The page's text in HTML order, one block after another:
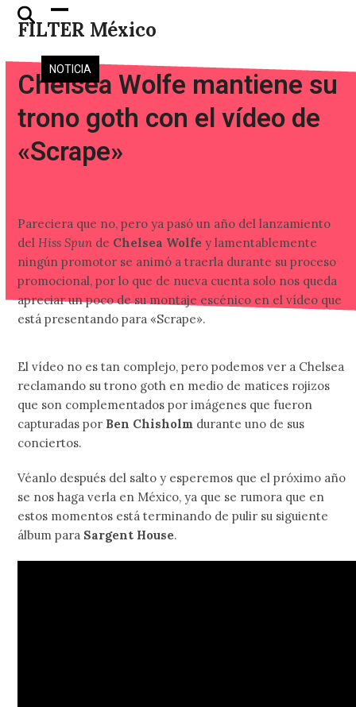
Skip
FILTER México
Open
mobile
menu
Close
mobile
menu
NOTICIA
Chelsea Wolfe mantiene su
trono goth con el vídeo de
«Scrape»
Pareciera que no, pero ya pasó un año del lanzamiento
del Hiss Spun de Chelsea Wolfe y lamentablemente
ningún promotor se animó a traerla durante su proceso
promocional, por lo que de nueva cuenta solo nos queda
apreciar un poco de su montaje escénico en el vídeo que
está presentando para «Scrape».
El vídeo no es tan complejo, pero podemos ver a Chelsea
reclamando su trono goth en medio de matices rojizos
que son complementados por imágenes que fueron
capturadas por Ben Chisholm durante uno de sus
conciertos.
Véanlo después del salto y esperemos que el próximo año
se nos haga verla en México, ya que se rumora que en
estos momentos está terminando de pulir su siguiente
álbum para Sargent House.